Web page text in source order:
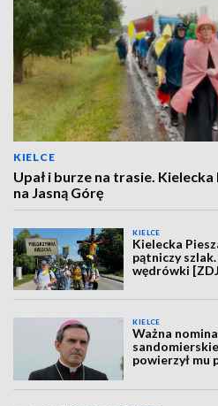
KIELCE
Upał i burze na trasie.
na Jasną Górę
KIELCE
Kielecka
pątniczy
wędrówki
KIELCE
Ważna
powierzył mu